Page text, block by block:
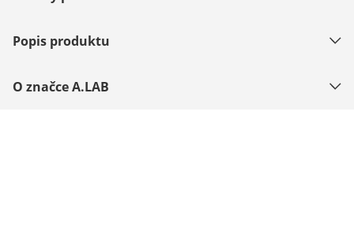
Popis produktu
O značce A.LAB